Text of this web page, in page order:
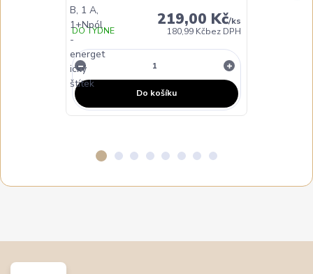
219,00 Kč/ks
180,99 Kčbez DPH
DO TÝDNE
Do košíku